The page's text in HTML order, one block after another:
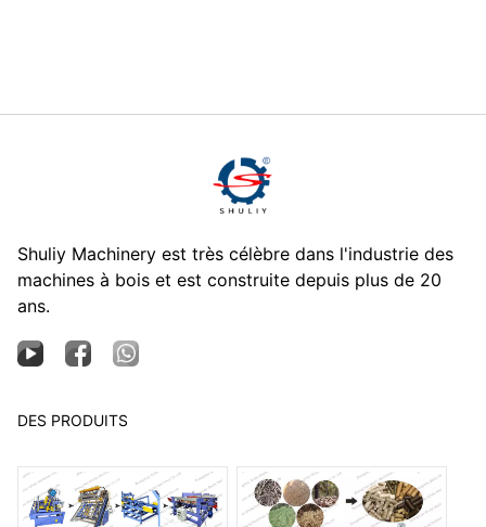
Shuliy Machinery est très célèbre dans l'industrie des
machines à bois et est construite depuis plus de 20
ans.
DES PRODUITS